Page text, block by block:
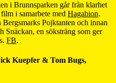
i Brunnsparken går från klarhet
i samarbete med Hagabion.
Pojktanten och innan
Snäckan, en söksträng som ger
FB.
Kuepfer & Tom Bugs,